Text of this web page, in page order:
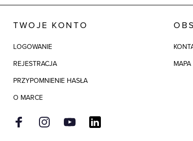
TWOJE KONTO
LOGOWANIE
REJESTRACJA
PRZYPOMNIENIE HASŁA
O MARCE